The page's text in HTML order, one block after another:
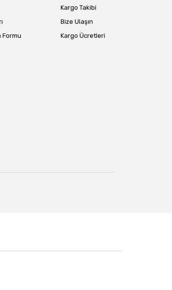
Formu
Kargo Takibi
Bize Ulaşın
Kargo Ücretleri